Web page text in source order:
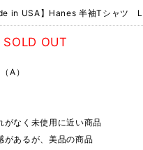
in USA】Hanes 半袖Tシャツ L
SOLD OUT
A）
がなく未使用に近い商品
があるが、美品の商品